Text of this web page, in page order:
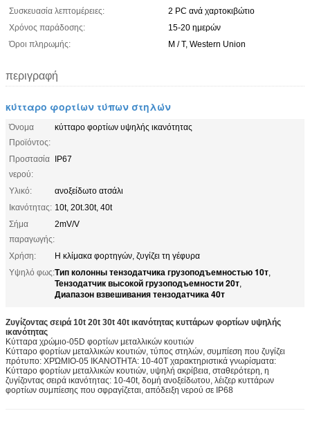
Συσκευασία λεπτομέρειες:
2 PC ανά χαρτοκιβώτιο
Χρόνος παράδοσης:
15-20 ημερών
Όροι πληρωμής:
Μ / Τ, Western Union
περιγραφή
κύτταρο φορτίων τύπων στηλών
Όνομα
Προϊόντος:
κύτταρο φορτίων υψηλής ικανότητας
Προστασία
νερού:
IP67
Υλικό:
ανοξείδωτο ατσάλι
Ικανότητας: 10t, 20t.30t, 40t
Σήμα
παραγωγής:
2mV/V
Χρήση:
Η κλίμακα φορτηγών, ζυγίζει τη γέφυρα
Υψηλό φως:Тип колонны тензодатчика грузоподъемностью 10т,
Тензодатчик высокой грузоподъемности 20т,
Диапазон взвешивания тензодатчика 40т
Ζυγίζοντας σειρά 10t 20t 30t 40t ικανότητας κυττάρων φορτίων υψηλής
ικανότητας
Κύτταρα χρώμιο-05D φορτίων μεταλλικών κουτιών
Κύτταρο φορτίων μεταλλικών κουτιών, τύπος στηλών, συμπίεση που ζυγίζει
πρότυπο: ΧΡΏΜΙΟ-05 ΙΚΑΝΟΤΗΤΑ: 10-40T χαρακτηριστικά γνωρίσματα:
Κύτταρο φορτίων μεταλλικών κουτιών, υψηλή ακρίβεια, σταθερότερη, η
ζυγίζοντας σειρά ικανότητας: 10-40t, δομή ανοξείδωτου, λέιζερ κυττάρων
φορτίων συμπίεσης που σφραγίζεται, απόδειξη νερού σε IP68